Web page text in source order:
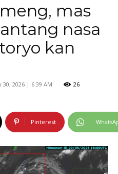
mas
nasa
kan
30, 2026 | 6:39 AM 26
Pinterest